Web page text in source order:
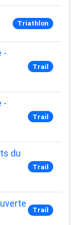
Triathlon
-
Trail
-
Trail
du
Trail
Trail